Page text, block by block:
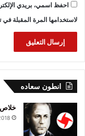
احفظ اسمي، بريدي
لاستخدامها المرة المقبلة في
انطون سعاده
خلاص